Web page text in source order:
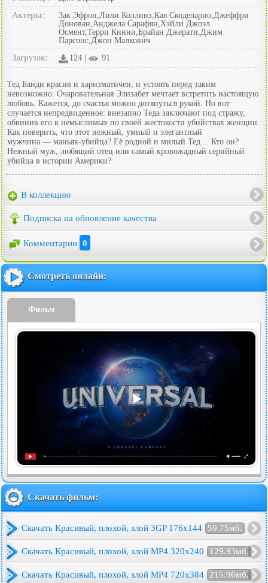
Актеры:
Зак Эфрон,Лили Коллинз,Кая Скоделарио,Джеффри
Донован,Анджела Сарафян,Хэйли Джоэл
Осмент,Терри Кинни,Брайан Джерати,Джим
Парсонс,Джон Малкович
Загрузок:
124 | 91
Тед Банди красив и харизматичен, и устоять перед таким
невозможно. Очаровательная Элизабет мечтает встретить настоящую
любовь. Кажется, до счастья можно дотянуться рукой. Но вот
случается непредвиденное: внезапно Теда заключают под стражу,
обвинив его в немыслимых по своей жестокости убийствах женщин.
Как поверить, что этот нежный, умный и элегантный
мужчина — маньяк-убийца? Её родной и милый Тед… Кто он?
Нежный муж, любящий отец или самый кровожадный серийный
убийца в истории Америки?
В коллекцию
Подписка на обновление качества
Комментарии 0
Смотреть онлайн:
Фильм
Скачать фильм:
Скачать Красивый, плохой, злой 3GP 176x144 59.75мб.
Скачать Красивый, плохой, злой MP4 320x240 129.93мб.
Скачать Красивый, плохой, злой MP4 720x384 215.96мб.